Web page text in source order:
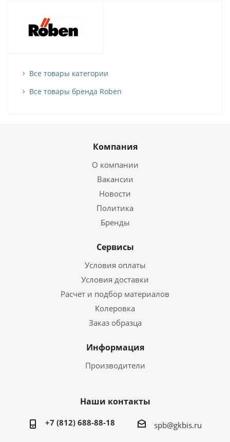
Все товары категории
Все товары бренда Roben
Компания
О компании
Вакансии
Новости
Политика
Бренды
Сервисы
Условия оплаты
Условия доставки
Расчет и подбор материалов
Колеровка
Заказ образца
Информация
Производители
Наши контакты
+7 (812) 688-88-18 spb@gkbis.ru